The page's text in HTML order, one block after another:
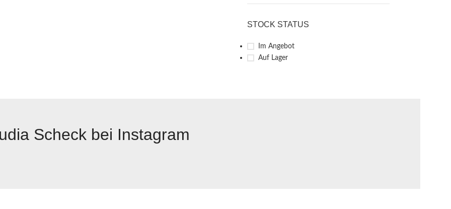
STOCK STATUS
Im Angebot
Auf Lager
Scheck bei Instagram